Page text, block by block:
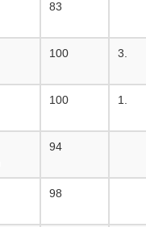
83
100 3.
100 1.
94
98